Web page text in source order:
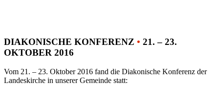
DIAKONISCHE KONFERENZ • 21. – 23.
OKTOBER 2016
Vom 21. – 23. Oktober 2016 fand die Diakonische Konferenz der
Landeskirche in unserer Gemeinde statt: